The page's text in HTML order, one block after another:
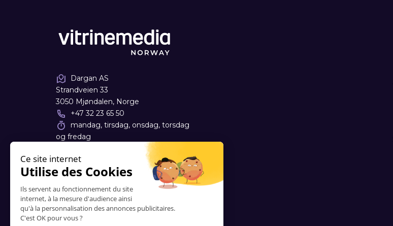
Dargan AS
Strandveien 33
3050 Mjøndalen, Norge
+47 32 23 65 50
mandag, tirsdag, onsdag, torsdag
og fredag
post